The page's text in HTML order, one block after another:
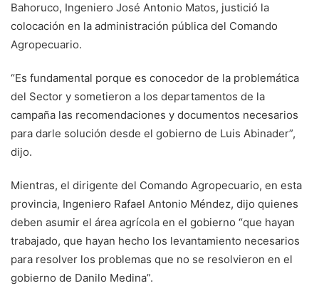
Bahoruco, Ingeniero José Antonio Matos, justició la
colocación en la administración pública del Comando
Agropecuario.
“Es fundamental porque es conocedor de la problemática
del Sector y sometieron a los departamentos de la
campaña las recomendaciones y documentos necesarios
para darle solución desde el gobierno de Luis Abinader”,
dijo.
Mientras, el dirigente del Comando Agropecuario, en esta
provincia, Ingeniero Rafael Antonio Méndez, dijo quienes
deben asumir el área agrícola en el gobierno “que hayan
trabajado, que hayan hecho los levantamiento necesarios
para resolver los problemas que no se resolvieron en el
gobierno de Danilo Medina”.